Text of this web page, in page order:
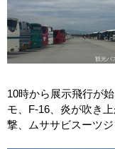
観光バ
10時から展示飛行が
モ、F-16、炎が吹き
撃、ムササビスーツ